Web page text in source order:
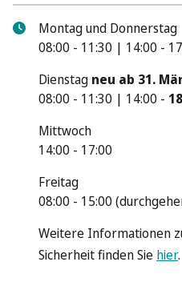
Montag und Donnerstag
08:00 - 11:30 | 14:00 -
Dienstag neu ab 31.
08:00 - 11:30 | 14:00 -
Mittwoch
14:00 - 17:00
Freitag
08:00 - 15:00
Weitere Informationen
Sicherheit finden Sie hier.